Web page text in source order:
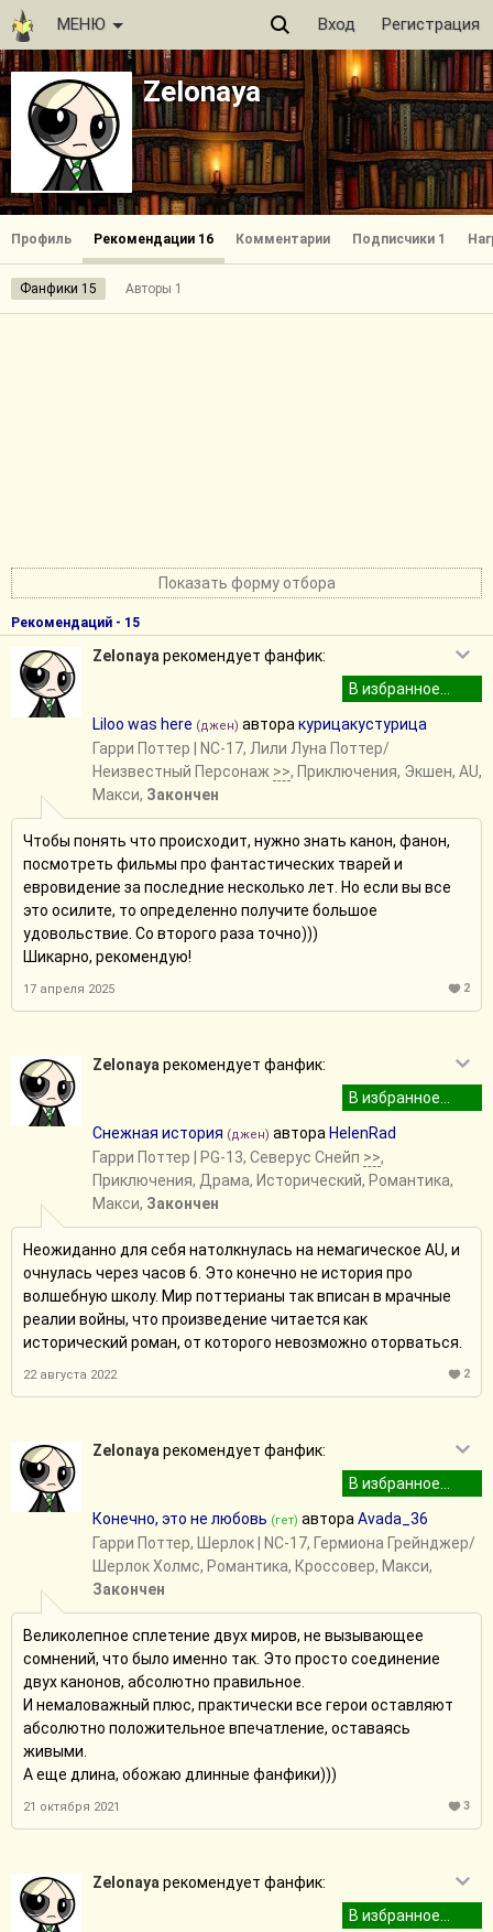
МЕНЮ Вход Регистрация
Zelonaya
Профиль Рекомендации 16 Комментарии Подписчики 1
Фанфики 15 Авторы 1
Показать форму отбора
Рекомендаций - 15
Zelonaya рекомендует фанфик:
Liloo was here (джен) автора курицакустурица
Гарри Поттер | NC-17, Лили Луна Поттер/
Неизвестный Персонаж >>, Приключения, Экшен, AU,
Макси, Закончен
Чтобы понять что происходит, нужно знать канон, фанон,
посмотреть фильмы про фантастических тварей и
евровидение за последние несколько лет. Но если вы все
это осилите, то определенно получите большое
удовольствие. Со второго раза точно)))
Шикарно, рекомендую!
17 апреля 2025 2
Zelonaya рекомендует фанфик:
Снежная история (джен) автора HelenRad
Гарри Поттер | PG-13, Северус Снейп >>,
Приключения, Драма, Исторический, Романтика,
Макси, Закончен
Неожиданно для себя натолкнулась на немагическое AU, и
очнулась через часов 6. Это конечно не история про
волшебную школу. Мир поттерианы так вписан в мрачные
реалии войны, что произведение читается как
исторический роман, от которого невозможно оторваться.
22 августа 2022 2
Zelonaya рекомендует фанфик:
Конечно, это не любовь (гет) автора Avada_36
Гарри Поттер, Шерлок | NC-17, Гермиона Грейнджер/
Шерлок Холмс, Романтика, Кроссовер, Макси,
Закончен
Великолепное сплетение двух миров, не вызывающее
сомнений, что было именно так. Это просто соединение
двух канонов, абсолютно правильное.
И немаловажный плюс, практически все герои оставляют
абсолютно положительное впечатление, оставаясь
живыми.
А еще длина, обожаю длинные фанфики)))
21 октября 2021 3
Zelonaya рекомендует фанфик: